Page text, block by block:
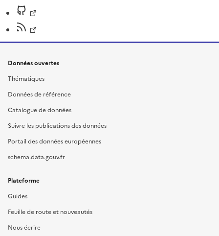
Données ouvertes
Thématiques
Données de référence
Catalogue de données
Suivre les publications des données
Portail des données européennes
schema.data.gouv.fr
Plateforme
Guides
Feuille de route et nouveautés
Nous écrire